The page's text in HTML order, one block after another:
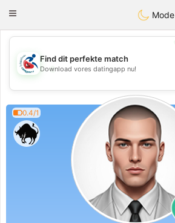
Handi Space
Toggle
Mode
💖
💕
Find dit perfekte match
Download vores datingapp nu!
0.4/1